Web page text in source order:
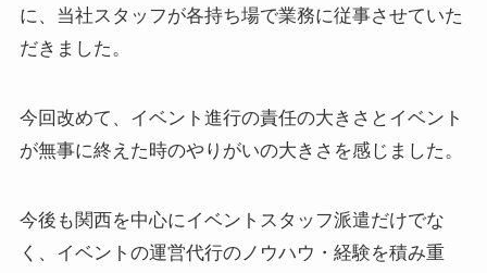
に、当社スタッフが各持ち場で業務に従事させていた
だきました。
今回改めて、イベント進行の責任の大きさとイベント
が無事に終えた時のやりがいの大きさを感じました。
今後も関西を中心にイベントスタッフ派遣だけでな
く、イベントの運営代行のノウハウ・経験を積み重